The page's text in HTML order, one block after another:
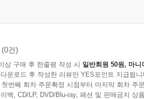
안의 사랑
시계
다운 찬양
(0건)
상 구매 후 한줄평 작성 시 일반회원 50원, 마니
운로드 후 작성한 리뷰만 YES포인트 지급됩니
첫번째 회차 주문확정 시점부터 마지막 회차 주
백, CD/LP, DVD/Blu-ray, 패션 및 판매금지 상